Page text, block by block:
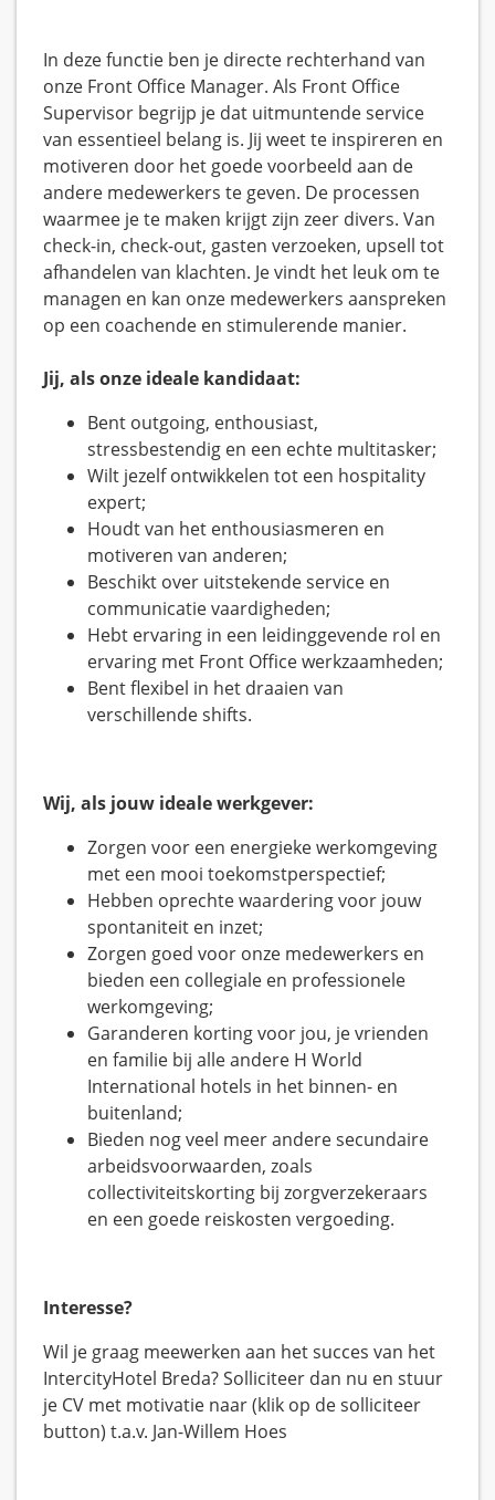
In deze functie ben je directe rechterhand van
onze Front Office Manager. Als Front Office
Supervisor begrijp je dat uitmuntende service
van essentieel belang is. Jij weet te inspireren en
motiveren door het goede voorbeeld aan de
andere medewerkers te geven. De processen
waarmee je te maken krijgt zijn zeer divers. Van
check-in, check-out, gasten verzoeken, upsell tot
afhandelen van klachten. Je vindt het leuk om te
managen en kan onze medewerkers aanspreken
op een coachende en stimulerende manier.
Jij, als onze ideale kandidaat:
Bent outgoing, enthousiast,
stressbestendig en een echte multitasker;
Wilt jezelf ontwikkelen tot een hospitality
expert;
Houdt van het enthousiasmeren en
motiveren van anderen;
Beschikt over uitstekende service en
communicatie vaardigheden;
Hebt ervaring in een leidinggevende rol en
ervaring met Front Office werkzaamheden;
Bent flexibel in het draaien van
verschillende shifts.
Wij, als jouw ideale werkgever:
Zorgen voor een energieke werkomgeving
met een mooi toekomstperspectief;
Hebben oprechte waardering voor jouw
spontaniteit en inzet;
Zorgen goed voor onze medewerkers en
bieden een collegiale en professionele
werkomgeving;
Garanderen korting voor jou, je vrienden
en familie bij alle andere H World
International hotels in het binnen- en
buitenland;
Bieden nog veel meer andere secundaire
arbeidsvoorwaarden, zoals
collectiviteitskorting bij zorgverzekeraars
en een goede reiskosten vergoeding.
Interesse?
Wil je graag meewerken aan het succes van het
IntercityHotel Breda? Solliciteer dan nu en stuur
je CV met motivatie naar (klik op de solliciteer
button) t.a.v. Jan-Willem Hoes